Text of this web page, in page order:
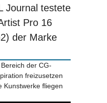
Journal testete
Pro 16
der Marke
der CG-
freizusetzen
Kunstwerke fliegen